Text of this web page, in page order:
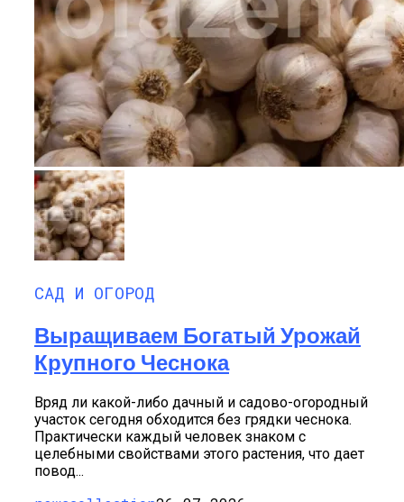
САД И ОГОРОД
Выращиваем Богатый Урожай
Крупного Чеснока
Вряд ли какой-либо дачный и садово-огородный
участок сегодня обходится без грядки чеснока.
Практически каждый человек знаком с
целебными свойствами этого растения, что дает
повод...